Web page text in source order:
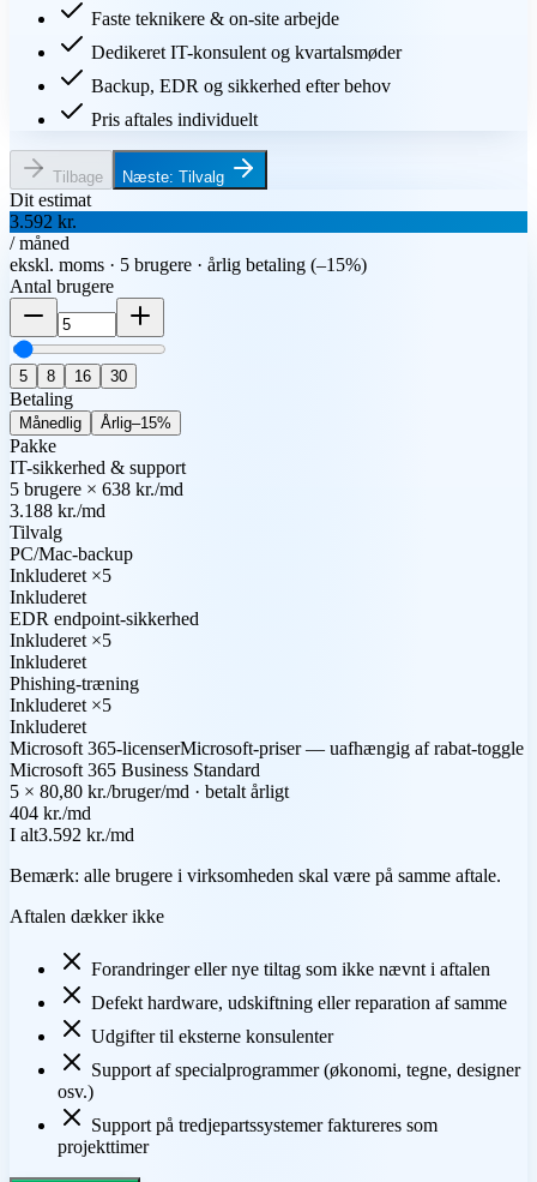
Faste teknikere & on-site arbejde
Dedikeret IT-konsulent og kvartalsmøder
Backup, EDR og sikkerhed efter behov
Pris aftales individuelt
Tilbage Næste: Tilvalg
Dit estimat
3.592 kr.
/ måned
ekskl. moms · 5 brugere · årlig betaling (–15%)
Antal brugere
5 8 16 30
Betaling
Månedlig Årlig–15%
Pakke
IT-sikkerhed & support
5 brugere × 638 kr./md
3.188 kr./md
Tilvalg
PC/Mac-backup
Inkluderet ×5
Inkluderet
EDR endpoint-sikkerhed
Inkluderet ×5
Inkluderet
Phishing-træning
Inkluderet ×5
Inkluderet
Microsoft 365-licenserMicrosoft-priser — uafhængig af rabat-toggle
Microsoft 365 Business Standard
5 × 80,80 kr./bruger/md · betalt årligt
404 kr./md
I alt3.592 kr./md
Bemærk: alle brugere i virksomheden skal være på samme aftale.
Aftalen dækker ikke
Forandringer eller nye tiltag som ikke nævnt i aftalen
Defekt hardware, udskiftning eller reparation af samme
Udgifter til eksterne konsulenter
Support af specialprogrammer (økonomi, tegne, designer
osv.)
Support på tredjepartssystemer faktureres som
projekttimer